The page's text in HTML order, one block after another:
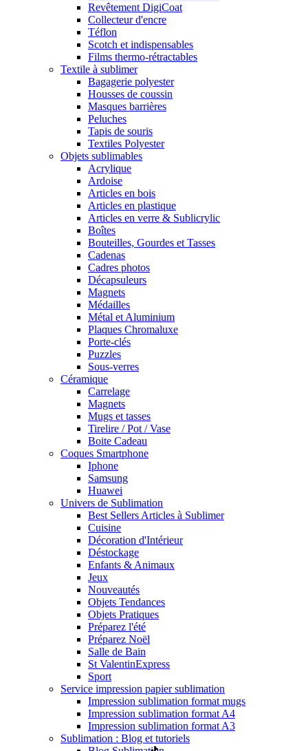
Revêtement DigiCoat
Collecteur d'encre
Téflon
Scotch et indispensables
Films thermo-rétractables
Textile à sublimer
Bagagerie polyester
Housses de coussin
Masques barrières
Peluches
Tapis de souris
Textiles Polyester
Objets sublimables
Acrylique
Ardoise
Articles en bois
Articles en plastique
Articles en verre & Sublicrylic
Boîtes
Bouteilles, Gourdes et Tasses
Cadenas
Cadres photos
Décapsuleurs
Magnets
Médailles
Métal et Aluminium
Plaques Chromaluxe
Porte-clés
Puzzles
Sous-verres
Céramique
Carrelage
Magnets
Mugs et tasses
Tirelire / Pot / Vase
Boite Cadeau
Coques Smartphone
Iphone
Samsung
Huawei
Univers de Sublimation
Best Sellers Articles à Sublimer
Cuisine
Décoration d'Intérieur
Déstockage
Enfants & Animaux
Jeux
Nouveautés
Objets Tendances
Objets Pratiques
Préparez l'été
Préparez Noël
Salle de Bain
St ValentinExpress
Sport
Service impression papier sublimation
Impression sublimation format mugs
Impression sublimation format A4
Impression sublimation format A3
Sublimation : Blog et tutoriels